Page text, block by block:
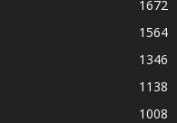
1672
1564
1346
1138
1008